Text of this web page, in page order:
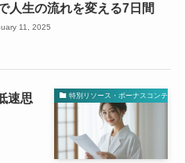
人生の流れを変える7日間
11, 2025
特別リソース・ボーナスコンテンツ
速思